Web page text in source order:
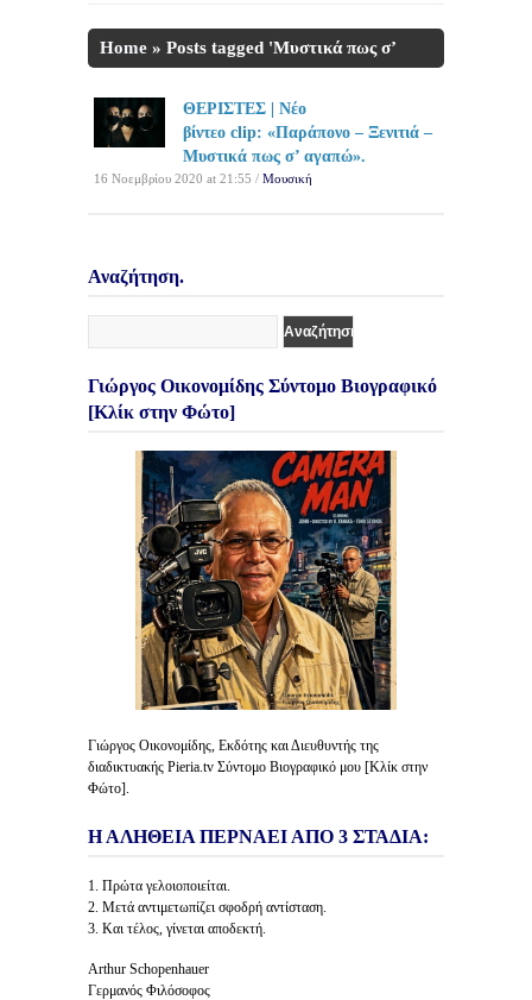
Home » Posts tagged 'Μυστικά πως σ’
ΘΕΡΙΣΤΕΣ | Νέο
βίντεο clip: «Παράπονο – Ξενιτιά –
Μυστικά πως σ’ αγαπώ».
16 Νοεμβρίου 2020 at 21:55 / Μουσική
Αναζήτηση.
Γιώργος Οικονομίδης Σύντομο Βιογραφικό
[Κλίκ στην Φώτο]
Γιώργος Οικονομίδης, Εκδότης και Διευθυντής της
διαδικτυακής Pieria.tv Σύντομο Βιογραφικό μου [Κλίκ στην
Φώτο].
Η ΑΛΗΘΕΙΑ ΠΕΡΝΑΕΙ ΑΠΟ 3 ΣΤΑΔΙΑ:
1. Πρώτα γελοιοποιείται.
2. Μετά αντιμετωπίζει σφοδρή αντίσταση.
3. Και τέλος, γίνεται αποδεκτή.
Arthur Schopenhauer
Γερμανός Φιλόσοφος